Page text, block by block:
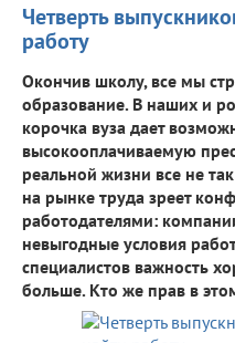
Четверть
работу
Окончив школу, все мы
образование. В наших и
корочка вуза дает
высокооплачиваемую
реальной жизни все не
на рынке труда зреет
работодателями:
невыгодные условия
специалистов важность
больше. Кто же прав в